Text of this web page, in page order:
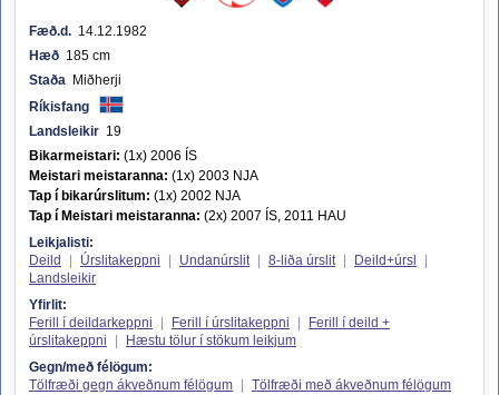
Fæð.d. 14.12.1982
Hæð 185 cm
Staða Miðherji
Ríkisfang
Landsleikir 19
Bikarmeistari: (1x) 2006 ÍS
Meistari meistaranna: (1x) 2003 NJA
Tap í bikarúrslitum: (1x) 2002 NJA
Tap í Meistari meistaranna: (2x) 2007 ÍS, 2011 HAU
Leikjalisti:
Deild
Úrslitakeppni Undanúrslit 8-liða úrslit Deild+úrsl
Landsleikir
Yfirlit:
Ferill í deildarkeppni
Ferill í úrslitakeppni
Ferill í deild +
úrslitakeppni
Hæstu tölur í stökum leikjum
Gegn/með félögum:
Tölfræði gegn ákveðnum félögum
Tölfræði með ákveðnum félögum